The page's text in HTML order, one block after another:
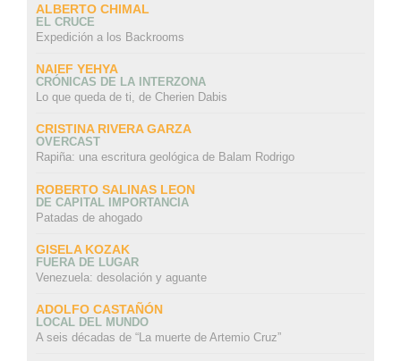
ALBERTO CHIMAL
EL CRUCE
Expedición a los Backrooms
NAIEF YEHYA
CRÓNICAS DE LA INTERZONA
Lo que queda de ti, de Cherien Dabis
CRISTINA RIVERA GARZA
OVERCAST
Rapiña: una escritura geológica de Balam Rodrigo
ROBERTO SALINAS LEON
DE CAPITAL IMPORTANCIA
Patadas de ahogado
GISELA KOZAK
FUERA DE LUGAR
Venezuela: desolación y aguante
ADOLFO CASTAÑÓN
LOCAL DEL MUNDO
A seis décadas de “La muerte de Artemio Cruz”